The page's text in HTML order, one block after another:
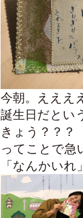
今朝。えええ
誕生日だとい
きょう？？？
ってことで急
「なんかい